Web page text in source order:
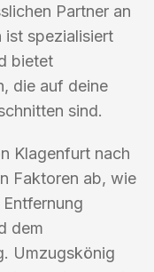
Partner an
ist spezialisiert
bietet
die auf deine
sind.
Klagenfurt nach
Faktoren ab, wie
dem
Umzugskönig